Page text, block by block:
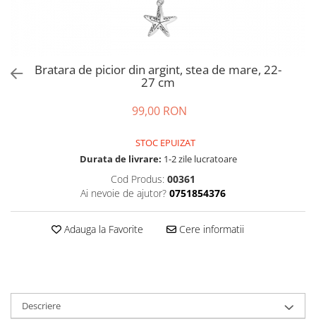
Bratara de picior din argint, stea de mare, 22-
27 cm
99,00 RON
STOC EPUIZAT
Durata de livrare: 1-2 zile lucratoare
Cod Produs: 00361
Ai nevoie de ajutor? 0751854376
Adauga la Favorite Cere informatii
Descriere